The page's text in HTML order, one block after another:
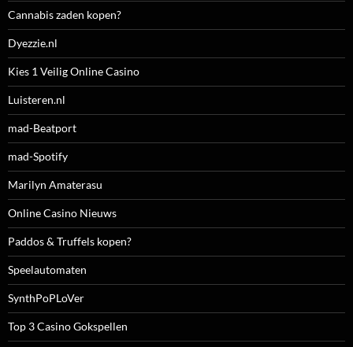
Cannabis zaden kopen?
Dyezzie.nl
Kies 1 Veilig Online Casino
Luisteren.nl
mad-Beatport
mad-Spotify
Marilyn Amaterasu
Online Casino Nieuws
Paddos & Truffels kopen?
Speelautomaten
SynthPoPLoVer
Top 3 Casino Gokspellen